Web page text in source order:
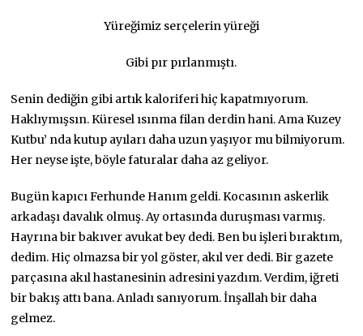
Yüreğimiz serçelerin yüreği
Gibi pır pırlanmıştı.
Senin dediğin gibi artık kaloriferi hiç kapatmıyorum.
Haklıymışsın. Küresel ısınma filan derdin hani. Ama Kuzey
Kutbu’ nda kutup ayıları daha uzun yaşıyor mu bilmiyorum.
Her neyse işte, böyle faturalar daha az geliyor.
Bugün kapıcı Ferhunde Hanım geldi. Kocasının askerlik
arkadaşı davalık olmuş. Ay ortasında duruşması varmış.
Hayrına bir bakıver avukat bey dedi. Ben bu işleri bıraktım,
dedim. Hiç olmazsa bir yol göster, akıl ver dedi. Bir gazete
parçasına akıl hastanesinin adresini yazdım. Verdim, iğreti
bir bakış attı bana. Anladı sanıyorum. İnşallah bir daha
gelmez.